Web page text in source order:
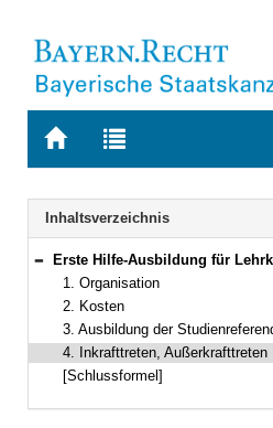
Zur
BAYERN.RECHT
Zur
letzten
Suche
Navigation
Inhaltsverzeichnis
Bereich reduzieren
Erste Hilfe-Ausbildung für
1. Organisation
2. Kosten
3. Ausbildung der
4. Inkrafttreten, Außerkrafttreten
[Schlussformel]